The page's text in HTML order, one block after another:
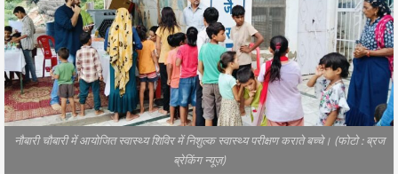
नौबारी चौबारी में आयोजित स्वास्थ्य शिविर में निशुल्क स्वास्थ्य परीक्षण कराते बच्चे। (फोटो : ब्रज
ब्रेकिंग न्यूज़)